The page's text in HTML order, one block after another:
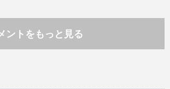
ントをもっと見る